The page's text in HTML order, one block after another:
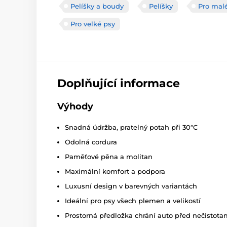
Pelíšky a boudy Pelíšky Pro
Pro velké psy
Doplňující informace
Výhody
Snadná údržba, pratelný potah při 30°C
Odolná cordura
Paměťové pěna a molitan
Maximální komfort a podpora
Luxusní design v barevných variantách
Ideální pro psy všech plemen a velikostí
Prostorná předložka chrání auto před